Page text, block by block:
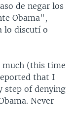
de negar los
Obama",
lo discutí o
much (this time
that I
step of denying
Never